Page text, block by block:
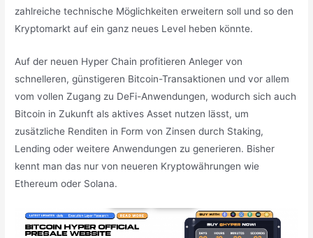
zahlreiche technische Möglichkeiten erweitern soll und so den
Kryptomarkt auf ein ganz neues Level heben könnte.
Auf der neuen Hyper Chain profitieren Anleger von
schnelleren, günstigeren Bitcoin-Transaktionen und vor allem
vom vollen Zugang zu DeFi-Anwendungen, wodurch sich auch
Bitcoin in Zukunft als aktives Asset nutzen lässt, um
zusätzliche Renditen in Form von Zinsen durch Staking,
Lending oder weitere Anwendungen zu generieren. Bisher
kennt man das nur von neueren Kryptowährungen wie
Ethereum oder Solana.